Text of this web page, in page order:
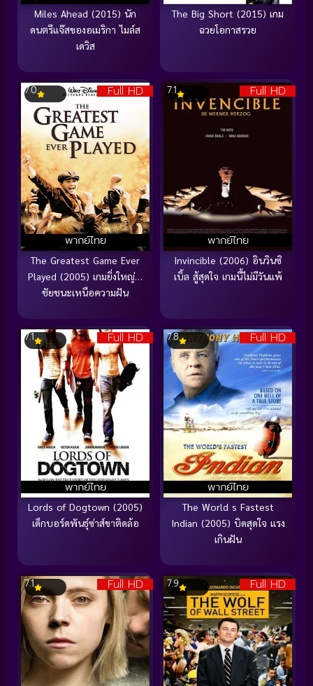
Miles Ahead (2015) นัก
ดนตรีแจ๊สของอเมริกา ไมล์ส
เดวิส
The Big Short (2015) เกม
ฉวยโอกาสรวย
Full HD
พากย์ไทย
7.0
The Greatest Game Ever
Played (2005) เกมยิ่งใหญ่…
ชัยชนะเหนือความฝัน
Full HD
พากย์ไทย
7.1
Invincible (2006) อินวินซิ
เบิ้ล สู้สุดใจ เกมนี้ไม่มีวันแพ้
Full HD
พากย์ไทย
7.1
Lords of Dogtown (2005)
เด็กบอร์ดพันธุ์ซ่าส์ขาติดล้อ
Full HD
พากย์ไทย
7.8
The World s Fastest
Indian (2005) บิดสุดใจ แรง
เกินฝัน
Full HD
7.1 Full HD
7.9